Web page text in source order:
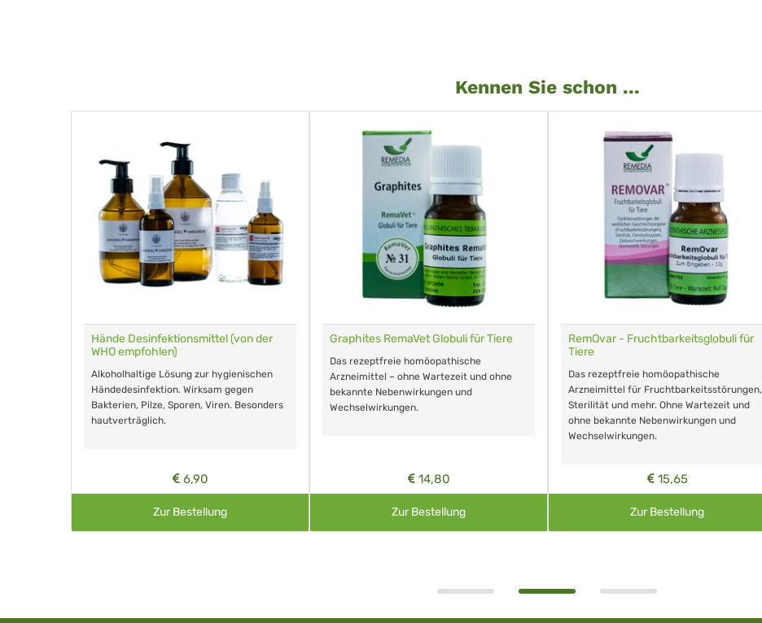
Kennen Sie schon ...
Hände Desinfektionsmittel (von der
WHO empfohlen)
Alkoholhaltige Lösung zur hygienischen
Händedesinfektion. Wirksam gegen
Bakterien, Pilze, Sporen, Viren. Besonders
hautverträglich.
6,90
Zur Bestellung
Graphites RemaVet Globuli für Tiere
Das rezeptfreie homöopathische
Arzneimittel – ohne Wartezeit und ohne
bekannte Nebenwirkungen und
Wechselwirkungen.
14,80
Zur Bestellung
RemOvar - Fruchtbarkeitsglobuli für
Tiere
Das rezeptfreie homöopathische
Arzneimittel für Fruchtbarkeitsstörungen,
Sterilität und mehr. Ohne Wartezeit und
ohne bekannte Nebenwirkungen und
Wechselwirkungen.
15,65
Zur Bestellung